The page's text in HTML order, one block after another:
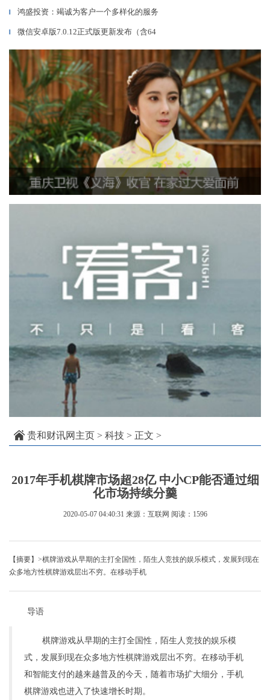
▎ 鸿盛投资：竭诚为客户一个多样化的服务
▎ 微信安卓版7.0.12正式版更新发布（含64
贵和财讯网主页 > 科技 > 正文 >
2017年手机棋牌市场超28亿 中小CP能否通过细
化市场持续分羹
2020-05-07 04:40:31 来源：互联网 阅读：1596
【摘要】>棋牌游戏从早期的主打全国性，陌生人竞技的娱乐模式，发展到现在
众多地方性棋牌游戏层出不穷。在移动手机
导语
棋牌游戏从早期的主打全国性，陌生人竞技的娱乐模
式，发展到现在众多地方性棋牌游戏层出不穷。在移动手机
和智能支付的越来越普及的今天，随着市场扩大细分，手机
棋牌游戏也进入了快速增长时期。